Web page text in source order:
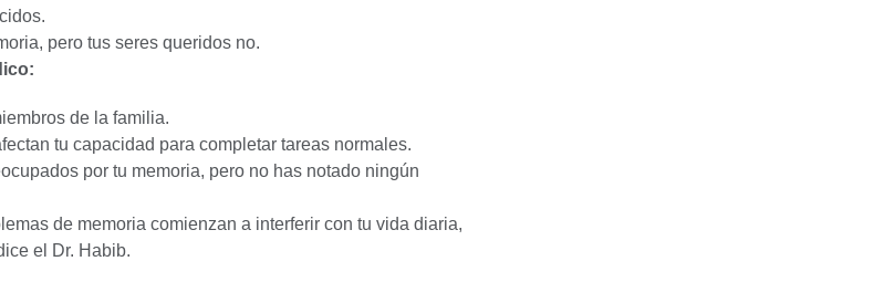
pero tus seres queridos no.
de la familia.
tu capacidad para completar tareas normales.
por tu memoria, pero no has notado ningún
de memoria comienzan a interferir con tu vida diaria,
el Dr. Habib.